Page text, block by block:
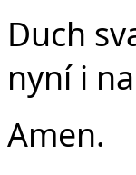
Duch
nyní i
Amen.